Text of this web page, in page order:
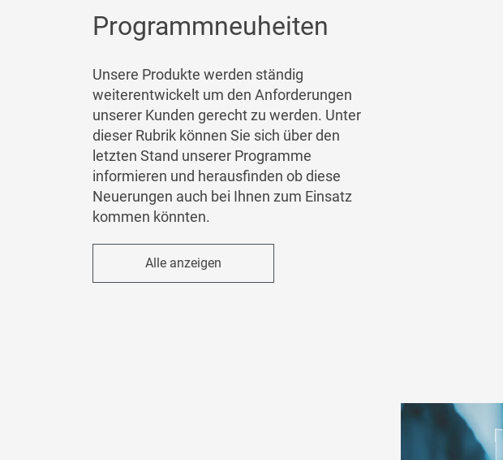
Programmneuheiten
Unsere Produkte werden ständig
weiterentwickelt um den Anforderungen
unserer Kunden gerecht zu werden. Unter
dieser Rubrik können Sie sich über den
letzten Stand unserer Programme
informieren und herausfinden ob diese
Neuerungen auch bei Ihnen zum Einsatz
kommen könnten.
Alle anzeigen